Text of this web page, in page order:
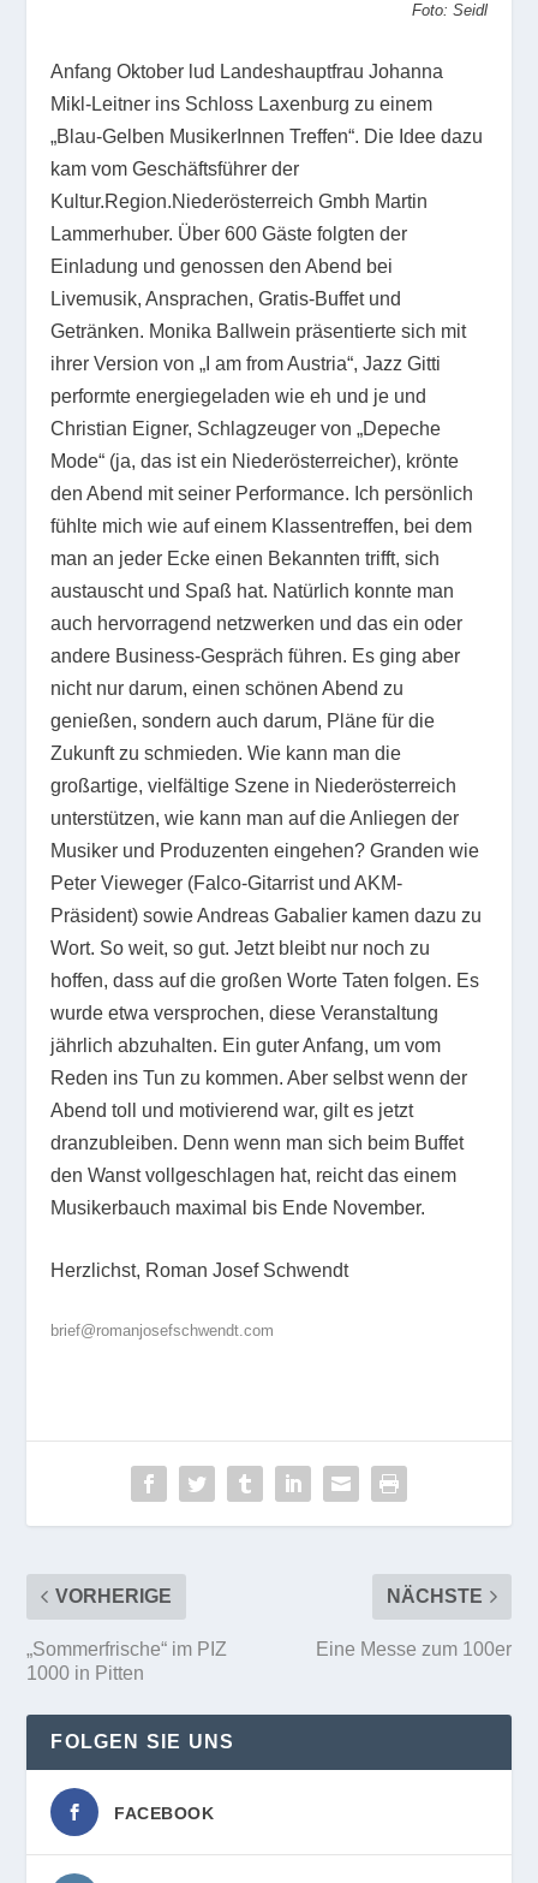
Foto: Seidl
Anfang Oktober lud Landeshauptfrau Johanna
Mikl-Leitner ins Schloss Laxenburg zu einem
„Blau-Gelben MusikerInnen Treffen“. Die Idee dazu
kam vom Geschäftsführer der
Kultur.Region.Niederösterreich Gmbh Martin
Lammerhuber. Über 600 Gäste folgten der
Einladung und genossen den Abend bei
Livemusik, Ansprachen, Gratis-Buffet und
Getränken. Monika Ballwein präsentierte sich mit
ihrer Version von „I am from Austria“, Jazz Gitti
performte energiegeladen wie eh und je und
Christian Eigner, Schlagzeuger von „Depeche
Mode“ (ja, das ist ein Niederösterreicher), krönte
den Abend mit seiner Performance. Ich persönlich
fühlte mich wie auf einem Klassentreffen, bei dem
man an jeder Ecke einen Bekannten trifft, sich
austauscht und Spaß hat. Natürlich konnte man
auch hervorragend netzwerken und das ein oder
andere Business-Gespräch führen. Es ging aber
nicht nur darum, einen schönen Abend zu
genießen, sondern auch darum, Pläne für die
Zukunft zu schmieden. Wie kann man die
großartige, vielfältige Szene in Niederösterreich
unterstützen, wie kann man auf die Anliegen der
Musiker und Produzenten eingehen? Granden wie
Peter Vieweger (Falco-Gitarrist und AKM-
Präsident) sowie Andreas Gabalier kamen dazu zu
Wort. So weit, so gut. Jetzt bleibt nur noch zu
hoffen, dass auf die großen Worte Taten folgen. Es
wurde etwa versprochen, diese Veranstaltung
jährlich abzuhalten. Ein guter Anfang, um vom
Reden ins Tun zu kommen. Aber selbst wenn der
Abend toll und motivierend war, gilt es jetzt
dranzubleiben. Denn wenn man sich beim Buffet
den Wanst vollgeschlagen hat, reicht das einem
Musikerbauch maximal bis Ende November.
Herzlichst, Roman Josef Schwendt
brief@romanjosefschwendt.com
VORHERIGE
„Sommerfrische“ im PIZ
1000 in Pitten
NÄCHSTE
Eine Messe zum 100er
FOLGEN SIE UNS
FACEBOOK